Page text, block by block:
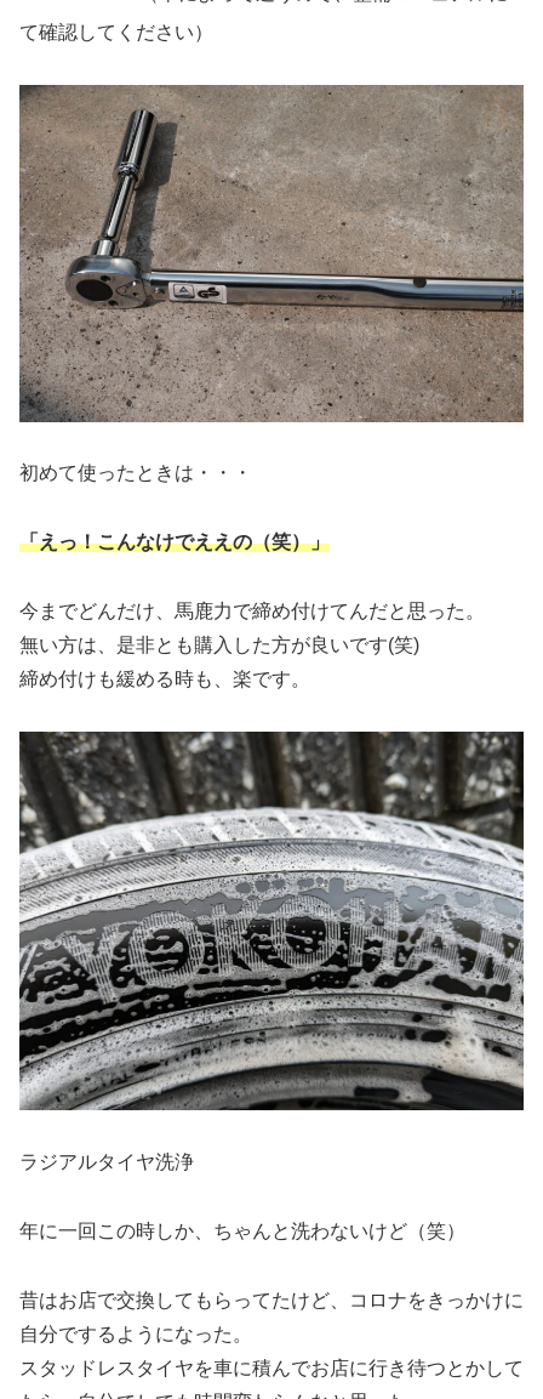
て確認してください）
初めて使ったときは・・・
「えっ！こんなけでええの（笑）」
今までどんだけ、馬鹿力で締め付けてんだと思った。
無い方は、是非とも購入した方が良いです(笑)
締め付けも緩める時も、楽です。
ラジアルタイヤ洗浄
年に一回この時しか、ちゃんと洗わないけど（笑）
昔はお店で交換してもらってたけど、コロナをきっかけに
自分でするようになった。
スタッドレスタイヤを車に積んでお店に行き待つとかして